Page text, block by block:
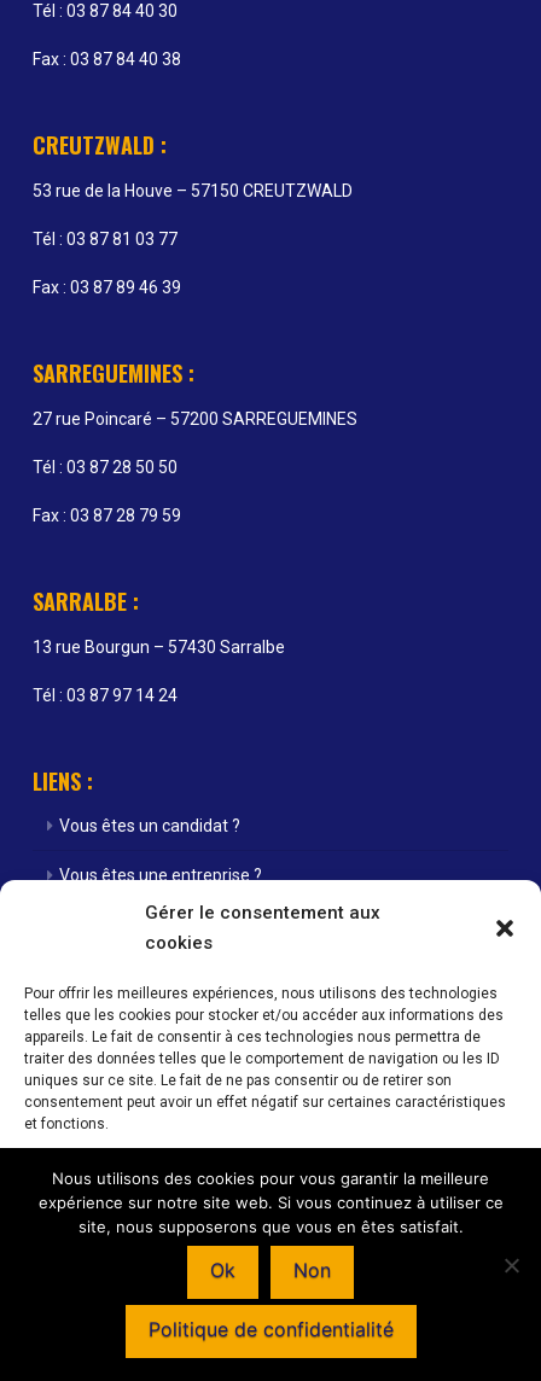
Gérer le consentement aux
cookies
Pour offrir les meilleures expériences, nous utilisons des technologies
telles que les cookies pour stocker et/ou accéder aux informations des
appareils. Le fait de consentir à ces technologies nous permettra de
traiter des données telles que le comportement de navigation ou les ID
uniques sur ce site. Le fait de ne pas consentir ou de retirer son
consentement peut avoir un effet négatif sur certaines caractéristiques
et fonctions.
Accepter
Refuser
Voir les préférences
Tél : 03 87 84 40 30
Fax : 03 87 84 40 38
CREUTZWALD :
53 rue de la Houve – 57150 CREUTZWALD
Tél : 03 87 81 03 77
Fax : 03 87 89 46 39
SARREGUEMINES :
27 rue Poincaré – 57200 SARREGUEMINES
Tél : 03 87 28 50 50
Fax : 03 87 28 79 59
SARRALBE :
13 rue Bourgun – 57430 Sarralbe
Tél : 03 87 97 14 24
LIENS :
Vous êtes un candidat ?
Vous êtes une entreprise ?
Nos agences
Actualités
Contact
Mentions Légales / Crédits
Horaires d’ouverture de nos agences : Du lundi au vendredi 08h00 -
12h00 / 14h00 - 18h00
SàRL au capital de 47 000 € - SIRET : 438 622 243 000 22 - Création et
Nous utilisons des cookies pour vous garantir la meilleure
expérience sur notre site web. Si vous continuez à utiliser ce
site, nous supposerons que vous en êtes satisfait.
Ok Non
Politique de confidentialité